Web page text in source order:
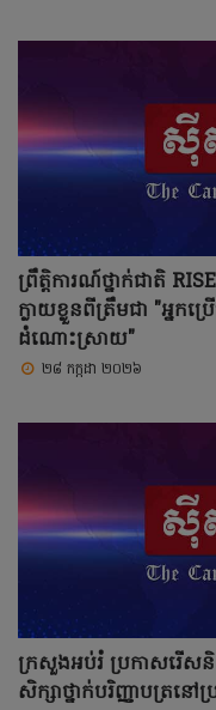
ព្រឹត្តិការណ៍ថ្នាក់ជាតិ
ក្លាយខ្លួនពីត្រឹមជា "អ្នកប្រ
ដំណោះស្រាយ"
២៨ កក្កដា ២០២៦
ក្រសួងអប់រំ ប្រកាសរើស
សិក្សាថ្នាក់បរិញ្ញាបត្រ